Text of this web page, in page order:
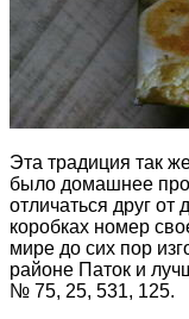
Эта традиция так
было домашнее
отличаться друг от
коробках номер
мире до сих пор
районе Паток и
№ 75, 25, 531, 125.